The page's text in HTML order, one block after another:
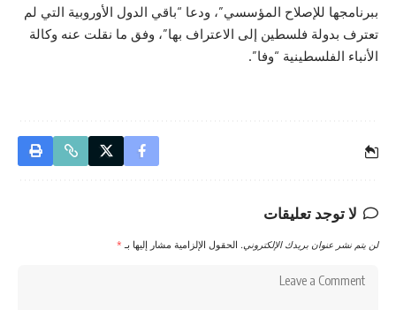
ببرنامجها للإصلاح المؤسسي”، ودعا “باقي الدول الأوروبية التي لم
تعترف بدولة فلسطين إلى الاعتراف بها”، وفق ما نقلت عنه وكالة
الأنباء الفلسطينية “وفا”.
لا توجد تعليقات
لن يتم نشر عنوان بريدك الإلكتروني. الحقول الإلزامية مشار إليها بـ *